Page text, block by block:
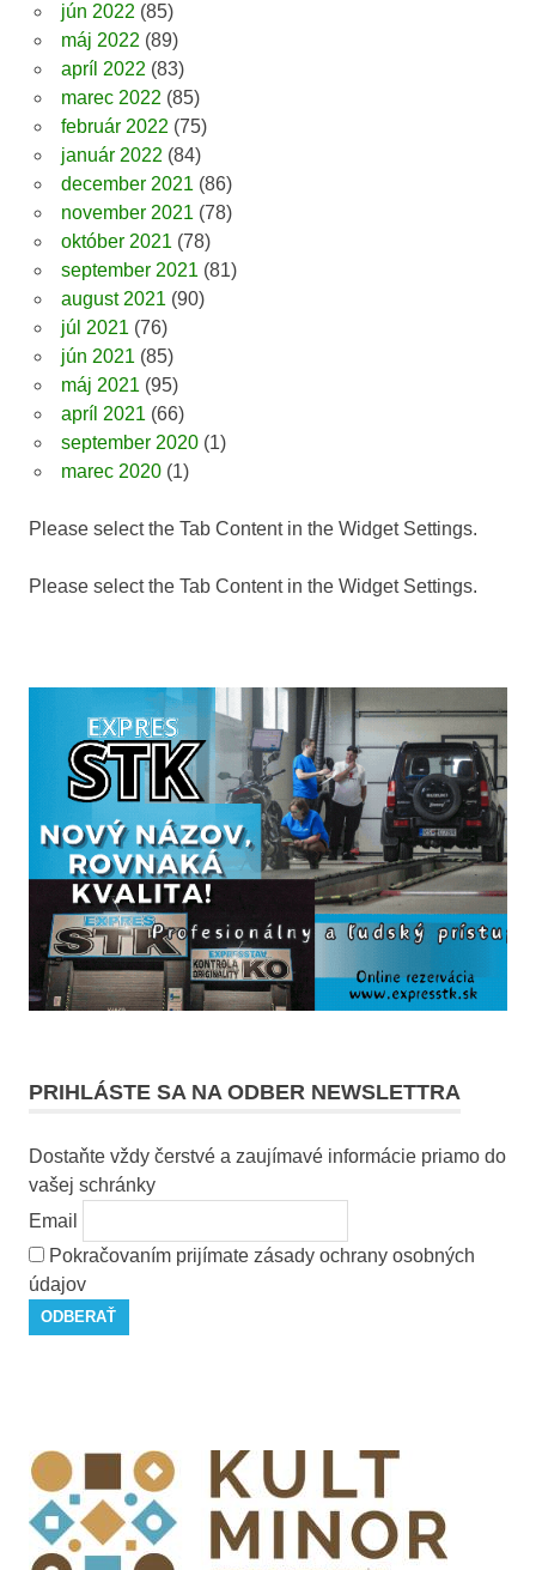
jún 2022 (85)
máj 2022 (89)
apríl 2022 (83)
marec 2022 (85)
február 2022 (75)
január 2022 (84)
december 2021 (86)
november 2021 (78)
október 2021 (78)
september 2021 (81)
august 2021 (90)
júl 2021 (76)
jún 2021 (85)
máj 2021 (95)
apríl 2021 (66)
september 2020(1)
marec 2020(1)
Please select the Tab Content in the Widget Settings.
Please select the Tab Content in the Widget Settings.
PRIHLÁSTE SA NA ODBER NEWSLETTRA
Dostaňte vždy čerstvé a zaujímavé informácie priamo do
vašej schránky
Email
Pokračovaním prijímate zásady ochrany osobných
údajov